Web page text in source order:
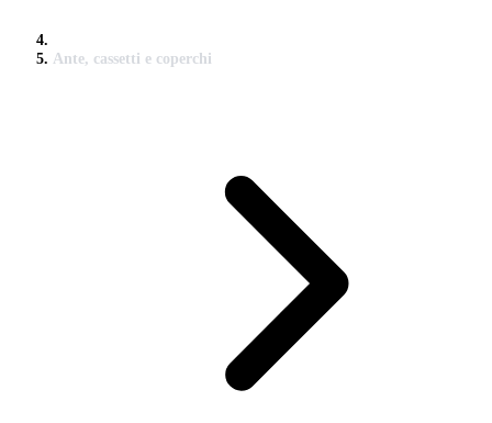
Ante, cassetti e coperchi